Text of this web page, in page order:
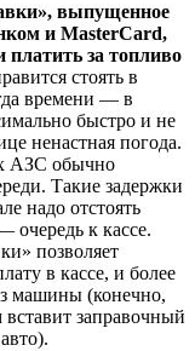
выпущенное
и MasterCard,
за топливо
стоять в
времени — в
быстро и не
ненастная погода.
АЗС обычно
Такие задержки
надо отстоять
очередь к кассе.
позволяет
в кассе, и более
машины (конечно,
заправочный